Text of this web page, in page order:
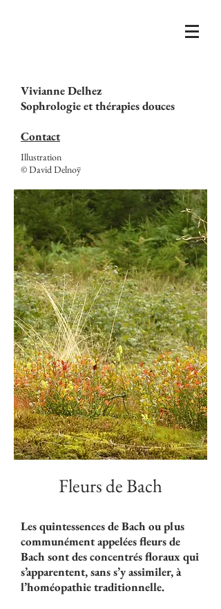
Vivianne Delhez
Sophrologie et thérapies douces
Contact
Illustration
© David Delnoÿ
Fleurs de Bach
Les quintessences de Bach ou plus
communément appelées fleurs de
Bach sont des concentrés floraux qui
s’apparentent, sans s’y assimiler, à
l’homéopathie traditionnelle.